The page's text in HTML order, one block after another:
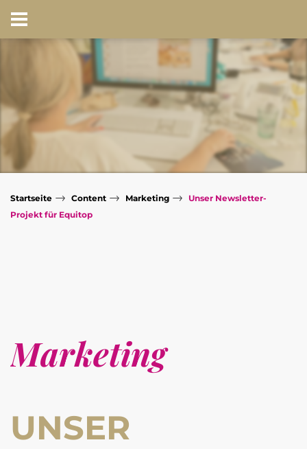
Startseite → Content → Marketing →
Unser Newsletter-
Projekt für Equitop
Marketing
UNSER